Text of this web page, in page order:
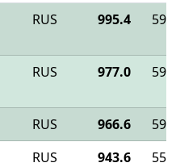
RUS 995.4
RUS 977.0
RUS 966.6
RUS 943.6